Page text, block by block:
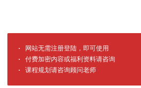
· 网站无需注册登陆，即可使用
· 付费加密内容或福利资料请咨询
· 课程规划请咨询顾问老师